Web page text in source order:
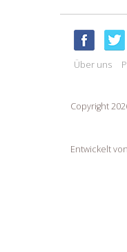
Über uns
Copyright
Entwickelt von